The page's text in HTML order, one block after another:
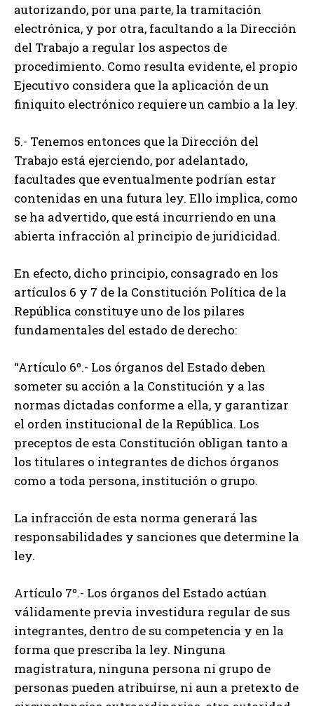
autorizando, por una parte, la tramitación
electrónica, y por otra, facultando a la Dirección
del Trabajo a regular los aspectos de
procedimiento. Como resulta evidente, el propio
Ejecutivo considera que la aplicación de un
finiquito electrónico requiere un cambio a la ley.
5.- Tenemos entonces que la Dirección del
Trabajo está ejerciendo, por adelantado,
facultades que eventualmente podrían estar
contenidas en una futura ley. Ello implica, como
se ha advertido, que está incurriendo en una
abierta infracción al principio de juridicidad.
En efecto, dicho principio, consagrado en los
artículos 6 y 7 de la Constitución Política de la
República constituye uno de los pilares
fundamentales del estado de derecho:
“Artículo 6º.- Los órganos del Estado deben
someter su acción a la Constitución y a las
normas dictadas conforme a ella, y garantizar
el orden institucional de la República. Los
preceptos de esta Constitución obligan tanto a
los titulares o integrantes de dichos órganos
como a toda persona, institución o grupo.
La infracción de esta norma generará las
responsabilidades y sanciones que determine la
ley.
Artículo 7º.- Los órganos del Estado actúan
válidamente previa investidura regular de sus
integrantes, dentro de su competencia y en la
forma que prescriba la ley. Ninguna
magistratura, ninguna persona ni grupo de
personas pueden atribuirse, ni aun a pretexto de